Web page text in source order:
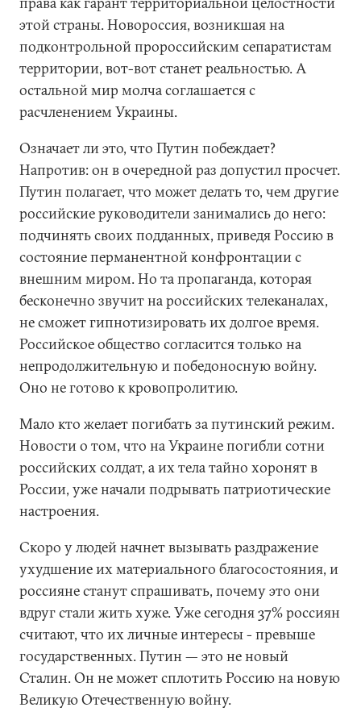
этой страны. Новороссия, возникшая на
подконтрольной пророссийским сепаратистам
территории, вот-вот станет реальностью. А
остальной мир молча соглашается с
расчленением Украины.
Означает ли это, что Путин побеждает?
Напротив: он в очередной раз допустил просчет.
Путин полагает, что может делать то, чем другие
российские руководители занимались до него:
подчинять своих подданных, приведя Россию в
состояние перманентной конфронтации с
внешним миром. Но та пропаганда, которая
бесконечно звучит на российских телеканалах,
не сможет гипнотизировать их долгое время.
Российское общество согласится только на
непродолжительную и победоносную войну.
Оно не готово к кровопролитию.
Мало кто желает погибать за путинский режим.
Новости о том, что на Украине погибли сотни
российских солдат, а их тела тайно хоронят в
России, уже начали подрывать патриотические
настроения.
Скоро у людей начнет вызывать раздражение
ухудшение их материального благосостояния, и
россияне станут спрашивать, почему это они
вдруг стали жить хуже. Уже сегодня 37% россиян
считают, что их личные интересы - превыше
государственных. Путин — это не новый
Сталин. Он не может сплотить Россию на новую
Великую Отечественную войну.